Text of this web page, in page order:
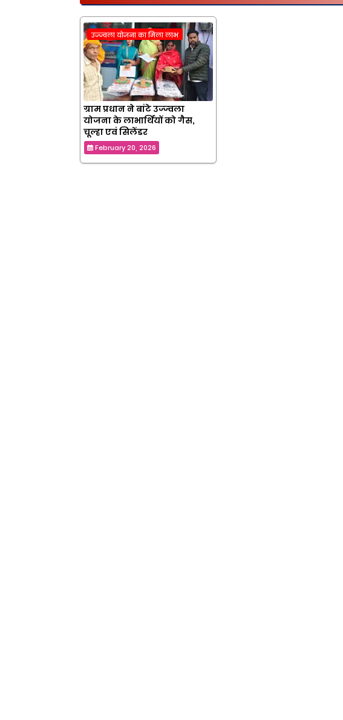
उज्ज्वला योजना का मिला लाभ
ग्राम प्रधान ने बांटे उज्ज्वला
योजना के लाभार्थियों को गैस,
चूल्हा एवं सिलेंडर
February 20, 2026